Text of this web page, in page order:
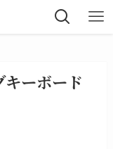
ーボード